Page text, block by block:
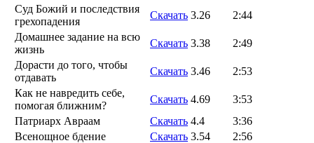
Суд Божий и последствия
грехопадения
Скачать 3.26
2:44
Домашнее задание на всю
жизнь
Скачать 3.38
2:49
Дорасти до того, чтобы
отдавать
Скачать 3.46
2:53
Как не навредить себе,
помогая ближним?
Скачать 4.69
3:53
Патриарх Авраам
Скачать 4.4
3:36
Всенощное бдение
Скачать 3.54
2:56